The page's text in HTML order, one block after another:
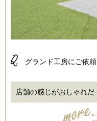
Q. グランド工房にご依
店舗の感じがおしゃれだ